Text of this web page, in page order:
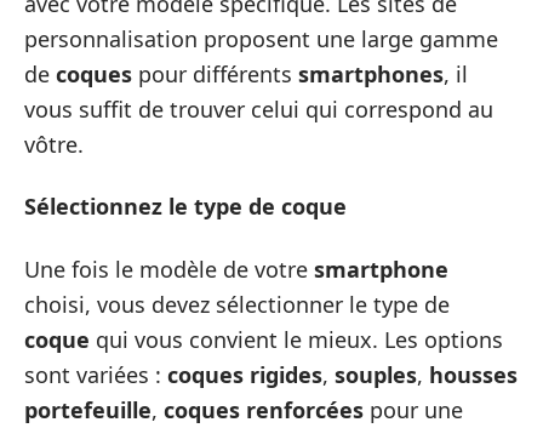
personnalisation proposent une large gamme
de coques pour différents smartphones, il
vous suffit de trouver celui qui correspond au
vôtre.
Sélectionnez le type de coque
Une fois le modèle de votre smartphone
choisi, vous devez sélectionner le type de
coque qui vous convient le mieux. Les options
sont variées : coques rigides, souples, housses
portefeuille, coques renforcées pour une